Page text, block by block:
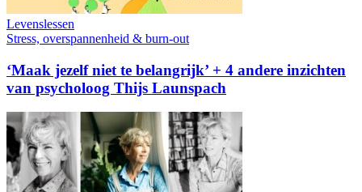
Levenslessen
Stress, overspannenheid & burn-out
‘Maak jezelf niet te belangrijk’ + 4 andere inzichten
van psycholoog Thijs Launspach